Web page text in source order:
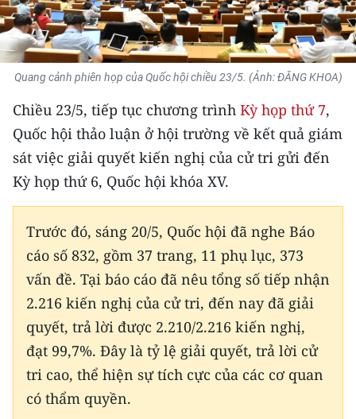
BẠN ĐỌC
KIỂM CHỨNG THÔNG TIN
TRI THỨC CHUYÊN SÂU
54 DÂN TỘC VIỆT NAM
CHƯƠNG TRÌNH OCOP - MỖI XÃ
RADIO
MEDIA CENTER
E-Magazine
Video
Media Chính trị
Quang cảnh phiên họp của Quốc hội chiều 23/5. (Ảnh: ĐĂNG KHOA)
Chiều 23/5, tiếp tục chương trình Kỳ họp thứ 7,
Quốc hội thảo luận ở hội trường về kết quả giám
sát việc giải quyết kiến nghị của cử tri gửi đến
Kỳ họp thứ 6, Quốc hội khóa XV.
Trước đó, sáng 20/5, Quốc hội đã nghe Báo
cáo số 832, gồm 37 trang, 11 phụ lục, 373
vấn đề. Tại báo cáo đã nêu tổng số tiếp nhận
2.216 kiến nghị của cử tri, đến nay đã giải
quyết, trả lời được 2.210/2.216 kiến nghị,
đạt 99,7%. Đây là tỷ lệ giải quyết, trả lời cử
tri cao, thể hiện sự tích cực của các cơ quan
có thẩm quyền.